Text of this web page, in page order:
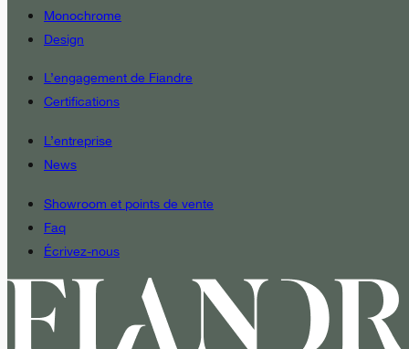
Monochrome
Design
L’engagement de Fiandre
Certifications
L’entreprise
News
Showroom et points de vente
Faq
Écrivez-nous